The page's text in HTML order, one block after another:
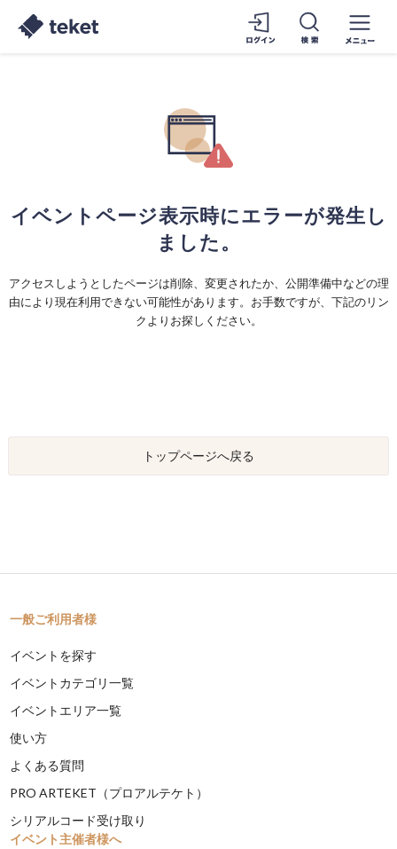
イベントページ表示時にエラーが発生し
ました。
アクセスしようとしたページは削除、変更されたか、公開準備中などの理
由により現在利用できない可能性があります。お手数ですが、下記のリン
クよりお探しください。
トップページへ戻る
一般ご利用者様
イベントを探す
イベントカテゴリ一覧
イベントエリア一覧
使い方
よくある質問
PRO ARTEKET（プロアルテケト）
シリアルコード受け取り
イベント主催者様へ